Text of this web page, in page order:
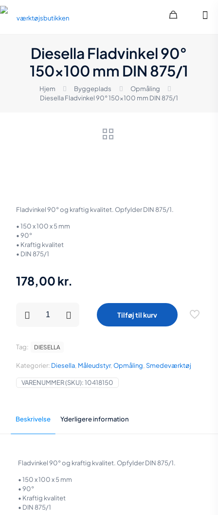
Diesella Fladvinkel 90°
150×100 mm DIN 875/1
Hjem Byggeplads
Opmåling
Diesella Fladvinkel 90° 150×100 mm DIN 875/1
Fladvinkel 90° og kraftig kvalitet. Opfylder DIN 875/1.
• 150 x 100 x 5 mm
• 90°
• Kraftig kvalitet
• DIN 875/1
178,00 kr.
mm
DIN
875/1
Tilføj til kurv
VARENUMMER (SKU):10418150
Kategorier: Diesella, Måleudstyr, Opmåling, Smedeværktøj
Tag: DIESELLA
Beskrivelse Yderligere information
Fladvinkel 90° og kraftig kvalitet. Opfylder DIN 875/1.
• 150 x 100 x 5 mm
• 90°
• Kraftig kvalitet
• DIN 875/1